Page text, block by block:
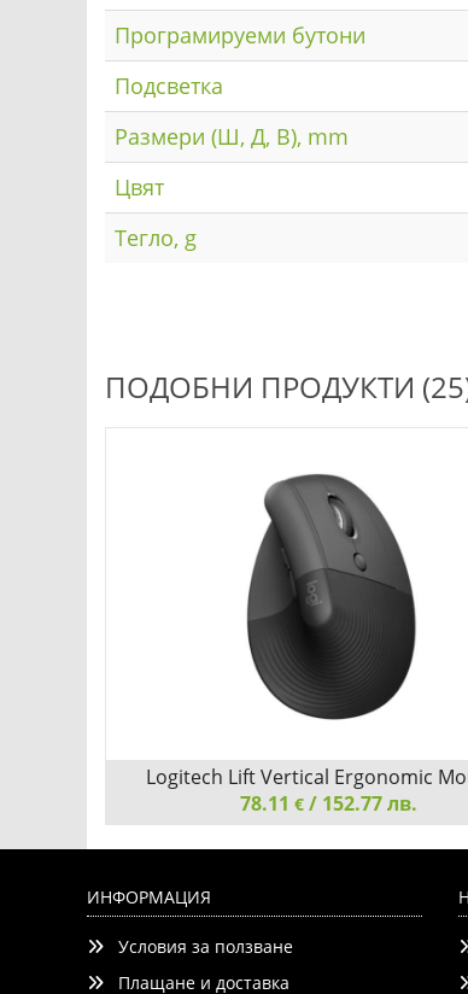
Програмируеми бутони
Подсветка
Размери (Ш, Д, В), mm
Цвят
Тегло, g
ПОДОБНИ ПРОДУКТИ
BLACK - EMEA
Logitech Lift Vertical Ergonomic
GRAPHITE / BLACK - EMEA
78.11 €/ 152.77 лв.
ИНФОРМАЦИЯ
Условия за ползване
Плащане и доставка